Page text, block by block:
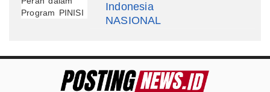
Indonesia
NASIONAL